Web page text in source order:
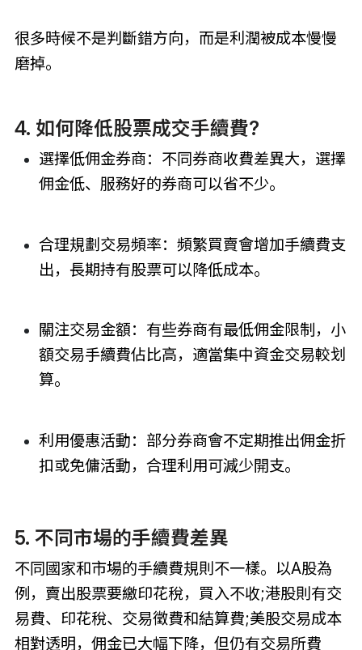
很多時候不是判斷錯方向，而是利潤被成本慢慢
磨掉。
4. 如何降低股票成交手續費?
選擇低佣金券商：不同券商收費差異大，選擇
佣金低、服務好的券商可以省不少。
合理規劃交易頻率：頻繁買賣會增加手續費支
出，長期持有股票可以降低成本。
關注交易金額：有些券商有最低佣金限制，小
額交易手續費佔比高，適當集中資金交易較划
算。
利用優惠活動：部分券商會不定期推出佣金折
扣或免傭活動，合理利用可減少開支。
5. 不同市場的手續費差異
不同國家和市場的手續費規則不一樣。以A股為
例，賣出股票要繳印花稅，買入不收;港股則有交
易費、印花稅、交易徵費和結算費;美股交易成本
相對透明，佣金已大幅下降，但仍有交易所費